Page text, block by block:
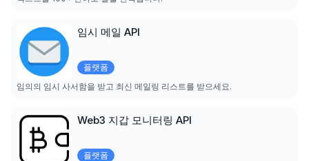
임시 메일 API
플랫폼
임의의 임시 사서함을 받고 최신 메일링 리스트를 받으세요.
Web3 지갑 모니터링 API
플랫폼